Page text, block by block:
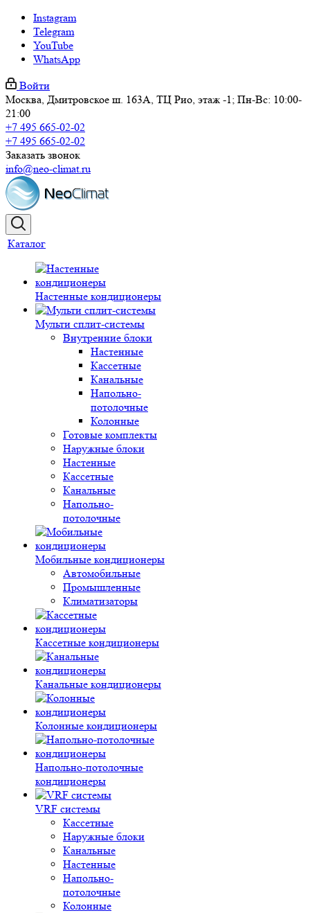
Instagram
Telegram
YouTube
WhatsApp
Войти
Москва, Дмитровское ш. 163А, ТЦ Рио, этаж -1; Пн-Вс: 10:00-
21:00
+7 495 665-02-02
+7 495 665-02-02
Заказать звонок
info@neo-climat.ru
Каталог
Настенные кондиционеры
Мульти сплит-системы
Внутренние блоки
Настенные
Кассетные
Канальные
Напольно-
потолочные
Колонные
Готовые комплекты
Наружные блоки
Настенные
Кассетные
Канальные
Напольно-
потолочные
Мобильные кондиционеры
Автомобильные
Промышленные
Климатизаторы
Кассетные кондиционеры
Канальные кондиционеры
Колонные кондиционеры
Напольно-потолочные
кондиционеры
VRF системы
Кассетные
Наружные блоки
Канальные
Настенные
Напольно-
потолочные
Колонные